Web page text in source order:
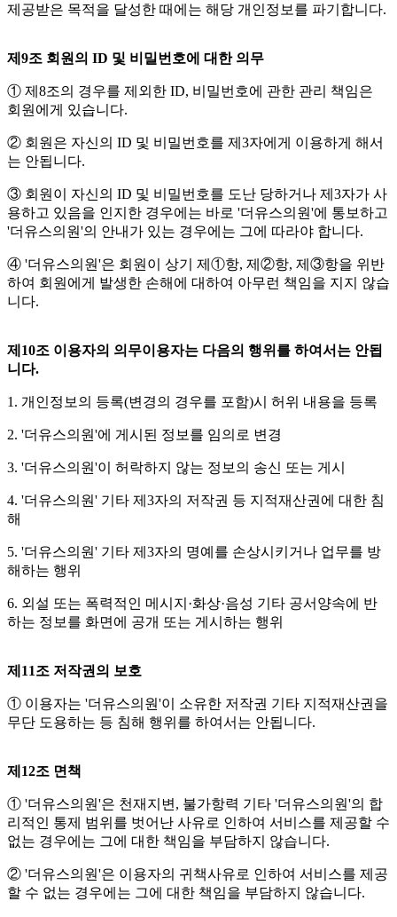
제공받은 목적을 달성한 때에는 해당 개인정보를 파기합니다.
제9조 회원의 ID 및 비밀번호에 대한 의무
① 제8조의 경우를 제외한 ID, 비밀번호에 관한 관리 책임은
회원에게 있습니다.
② 회원은 자신의 ID 및 비밀번호를 제3자에게 이용하게 해서
는 안됩니다.
③ 회원이 자신의 ID 및 비밀번호를 도난 당하거나 제3자가 사
용하고 있음을 인지한 경우에는 바로 '더유스의원'에 통보하고
'더유스의원'의 안내가 있는 경우에는 그에 따라야 합니다.
④ '더유스의원'은 회원이 상기 제①항, 제②항, 제③항을 위반
하여 회원에게 발생한 손해에 대하여 아무런 책임을 지지 않습
니다.
제10조 이용자의 의무이용자는 다음의 행위를 하여서는 안됩
니다.
1. 개인정보의 등록(변경의 경우를 포함)시 허위 내용을 등록
2. '더유스의원'에 게시된 정보를 임의로 변경
3. '더유스의원'이 허락하지 않는 정보의 송신 또는 게시
4. '더유스의원' 기타 제3자의 저작권 등 지적재산권에 대한 침
해
5. '더유스의원' 기타 제3자의 명예를 손상시키거나 업무를 방
해하는 행위
6. 외설 또는 폭력적인 메시지·화상·음성 기타 공서양속에 반
하는 정보를 화면에 공개 또는 게시하는 행위
제11조 저작권의 보호
① 이용자는 '더유스의원'이 소유한 저작권 기타 지적재산권을
무단 도용하는 등 침해 행위를 하여서는 안됩니다.
제12조 면책
① '더유스의원'은 천재지변, 불가항력 기타 '더유스의원'의 합
리적인 통제 범위를 벗어난 사유로 인하여 서비스를 제공할 수
없는 경우에는 그에 대한 책임을 부담하지 않습니다.
② '더유스의원'은 이용자의 귀책사유로 인하여 서비스를 제공
할 수 없는 경우에는 그에 대한 책임을 부담하지 않습니다.